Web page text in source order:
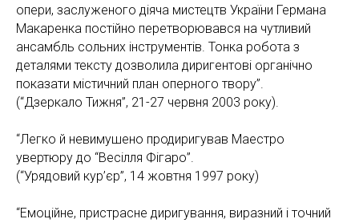
опери, заслуженого діяча мистецтв України Германа
Макаренка постійно перетворювався на чутливий
ансамбль сольних інструментів. Тонка робота з
деталями тексту дозволила диригентові органічно
показати містичний план оперного твору”.
(“Дзеркало Тижня”, 21-27 червня 2003 року).
“Легко й невимушено продиригував Маестро
увертюру до “Весілля Фігаро”.
(“Урядовий кур’єр”, 14 жовтня 1997 року)
“Емоційне, пристрасне диригування, виразний і точний